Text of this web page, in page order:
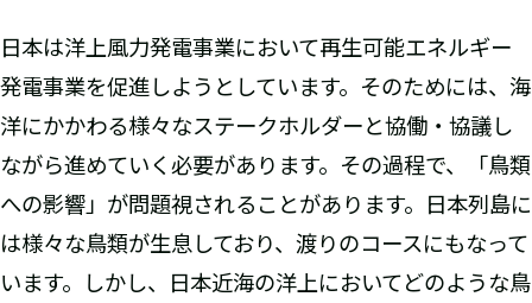
日本は洋上風力発電事業において再生可能エネルギー
発電事業を促進しようとしています。そのためには、海
洋にかかわる様々なステークホルダーと協働・協議し
ながら進めていく必要があります。その過程で、「鳥類
への影響」が問題視されることがあります。日本列島に
は様々な鳥類が生息しており、渡りのコースにもなって
います。しかし、日本近海の洋上においてどのような鳥